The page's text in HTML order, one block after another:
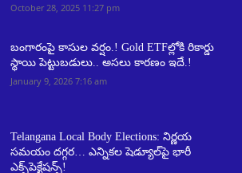
October 28, 2025 11:27 pm
బంగారంపై కాసుల వర్షం.! Gold ETFల్లోకి రికార్డు
స్థాయి పెట్టుబడులు.. అసలు కారణం ఇదే.!
January 9, 2026 7:16 am
Telangana Local Body Elections: నిర్ణయ
సమయం దగ్గర… ఎన్నికల షెడ్యూల్‌పై భారీ
ఎక్స్‌పెక్టేషన్స్!